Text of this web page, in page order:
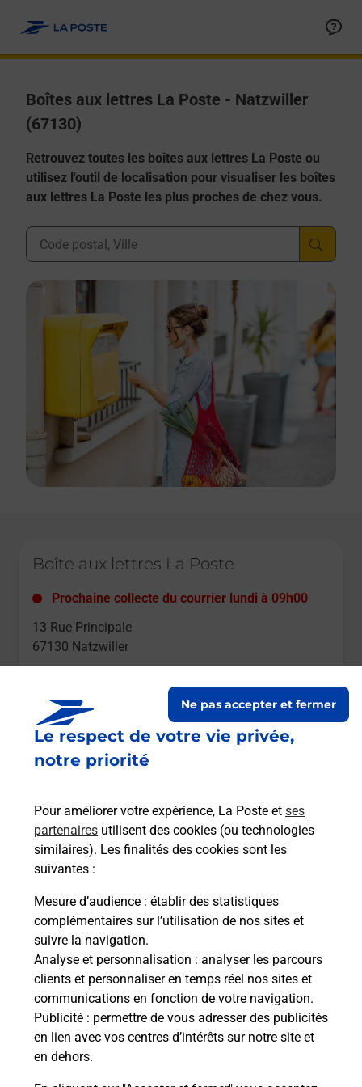
Le respect de votre vie privée,
notre priorité
Pour améliorer votre expérience, La Poste et ses
partenaires utilisent des cookies (ou technologies
similaires). Les finalités des cookies sont les
suivantes :
Mesure d’audience : établir des statistiques
complémentaires sur l’utilisation de nos sites et
suivre la navigation.
Analyse et personnalisation : analyser les parcours
clients et personnaliser en temps réel nos sites et
communications en fonction de votre navigation.
Publicité : permettre de vous adresser des publicités
en lien avec vos centres d’intérêts sur notre site et
en dehors.
Ne pas accepter et fermer
Boîtes aux lettres La Poste - Natzwiller
(67130)
Retrouvez toutes les boîtes aux lettres La Poste ou
utilisez l'outil de localisation pour visualiser les boîtes
aux lettres La Poste les plus proches de chez vous.
Ville, Département, Code Postal
Boîte aux lettres La Poste
Prochaine collecte du courrier lundi à 09h00
13 Rue Principale
67130 Natzwiller
Boîte aux lettres La Poste
89 Rue Principale
67130 Natzwiller
Le lien s'ouvre dans un nouvel onglet
Boîte aux Lettres La Poste
Prochaine collecte du courrierlundià 09h00
Le Struthof
67130 Natzwiller
Le lien s'ouvre dans un nouvel onglet